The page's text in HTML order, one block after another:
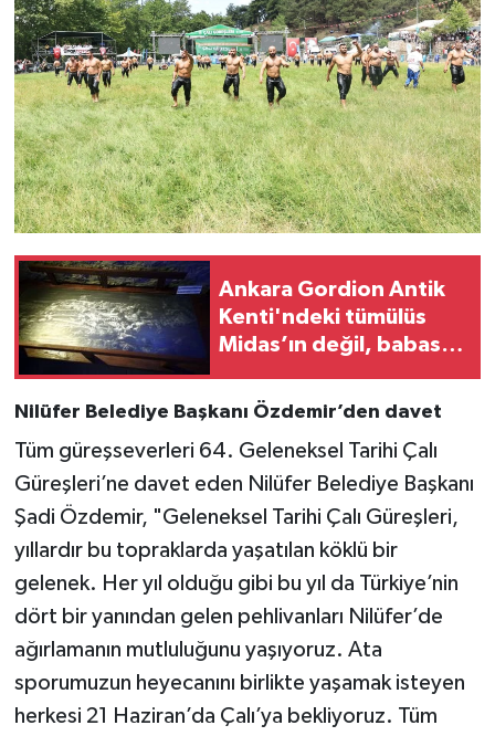
Ankara Gordion Antik
Kenti'ndeki tümülüs
Midas’ın değil, babası
Nilüfer Belediye Başkanı Özdemir’den davet
Tüm güreşseverleri 64. Geleneksel Tarihi Çalı
Güreşleri’ne davet eden Nilüfer Belediye Başkanı
Şadi Özdemir, "Geleneksel Tarihi Çalı Güreşleri,
yıllardır bu topraklarda yaşatılan köklü bir
gelenek. Her yıl olduğu gibi bu yıl da Türkiye’nin
dört bir yanından gelen pehlivanları Nilüfer’de
ağırlamanın mutluluğunu yaşıyoruz. Ata
sporumuzun heyecanını birlikte yaşamak isteyen
herkesi 21 Haziran’da Çalı’ya bekliyoruz. Tüm